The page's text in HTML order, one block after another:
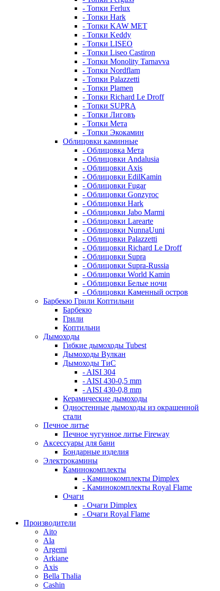
- Топки Ferlux
- Топки Hark
- Топки KAW MET
- Топки Keddy
- Топки LISEO
- Топки Liseo Castiron
- Топки Monolity Tarnavva
- Топки Nordflam
- Топки Palazzetti
- Топки Plamen
- Топки Richard Le Droff
- Топки SUPRA
- Топки Лиговъ
- Топки Мета
- Топки Экокамин
Облицовки каминные
- Облицовка Мета
- Облицовки Andalusia
- Облицовки Axis
- Облицовки EdilKamin
- Облицовки Fugar
- Облицовки Gonzyroc
- Облицовки Hark
- Облицовки Jabo Marmi
- Облицовки Larearte
- Облицовки NunnaUuni
- Облицовки Palazzetti
- Облицовки Richard Le Droff
- Облицовки Supra
- Облицовки Supra-Russia
- Облицовки World Kamin
- Облицовки Белые ночи
- Облицовки Каменный остров
Барбекю Грили Коптильни
Барбекю
Грили
Коптильни
Дымоходы
Гибкие дымоходы Tubest
Дымоходы Вулкан
Дымоходы ТиС
- AISI 304
- AISI 430-0,5 mm
- AISI 430-0,8 mm
Керамические дымоходы
Одностенные дымоходы из окрашенной
стали
Печное литье
Печное чугунное литье Fireway
Аксессуары для бани
Бондарные изделия
Электрокамины
Каминокомплекты
- Каминокомплекты Dimplex
- Каминокомплекты Royal Flame
Очаги
- Очаги Dimplex
- Очаги Royal Flame
Производители
Aito
Ala
Argemi
Arkiane
Axis
Bella Thalia
Cashin